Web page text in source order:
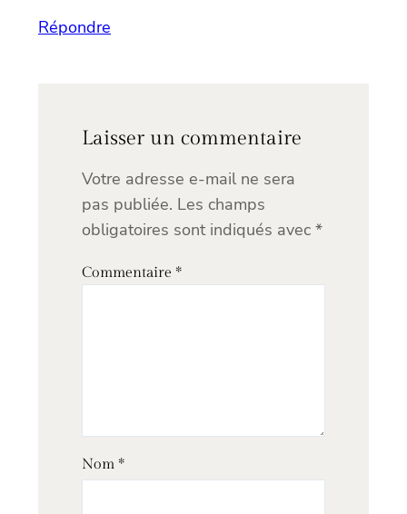
Répondre
Laisser un commentaire
Votre adresse e-mail ne sera
pas publiée. Les champs
obligatoires sont indiqués avec *
Commentaire *
Nom *